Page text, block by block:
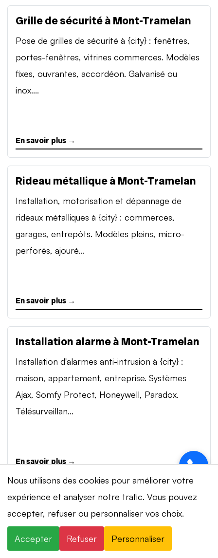
Grille de sécurité à Mont-Tramelan
Pose de grilles de sécurité à {city} : fenêtres,
portes-fenêtres, vitrines commerces. Modèles
fixes, ouvrantes, accordéon. Galvanisé ou
inox....
En savoir plus →
Rideau métallique à Mont-Tramelan
Installation, motorisation et dépannage de
rideaux métalliques à {city} : commerces,
garages, entrepôts. Modèles pleins, micro-
perforés, ajouré...
En savoir plus →
Installation alarme à Mont-Tramelan
Installation d'alarmes anti-intrusion à {city} :
maison, appartement, entreprise. Systèmes
Ajax, Somfy Protect, Honeywell, Paradox.
Télésurveillan...
En savoir plus →
Vidéosurveillance à Mont-Tramelan
Installation de systèmes de vidéosurveillance à
{city} : caméras IP 4K, visionnage smartphone,
Nous utilisons des cookies pour améliorer votre
expérience et analyser notre trafic. Vous pouvez
accepter, refuser ou personnaliser vos choix.
Accepter Refuser Personnaliser
✓
Marc D. à Lausanne vient de
demander une intervention
×
⚡ Intervention en 20 min· 24h/24 · 7j/7 ·
Devis gratuit
+41 78 319 32 82
WhatsApp